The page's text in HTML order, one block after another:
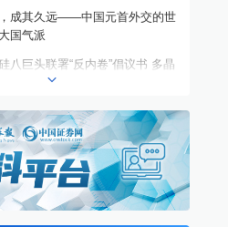
成其久远——中国元首外交的世
国气派
八巨头联署“反内卷”倡议书 多晶
回升至成本线以上
搁浅牵出债务“隐雷” *ST亿晶财
监管追问
AI应用 私募科技赛道布局发生
，油、金、银齐涨